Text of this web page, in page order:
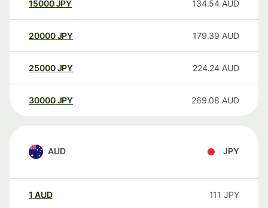
15000 JPY 134.54 AUD
20000 JPY 179.39 AUD
25000 JPY 224.24 AUD
30000 JPY 269.08 AUD
AUD JPY
1 AUD 111 JPY